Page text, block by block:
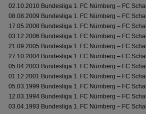
02.10.2010 Bundesliga 1. FC Nürnberg – FC
08.08.2009 Bundesliga 1. FC Nürnberg – FC
17.05.2008 Bundesliga 1. FC Nürnberg – FC
03.12.2006 Bundesliga 1. FC Nürnberg – FC
21.09.2005 Bundesliga 1. FC Nürnberg – FC
27.10.2004 Bundesliga 1. FC Nürnberg – FC
05.04.2003 Bundesliga 1. FC Nürnberg – FC
01.12.2001 Bundesliga 1. FC Nürnberg – FC
05.03.1999 Bundesliga 1. FC Nürnberg – FC
12.03.1994 Bundesliga 1. FC Nürnberg – FC
03.04.1993 Bundesliga 1. FC Nürnberg – FC